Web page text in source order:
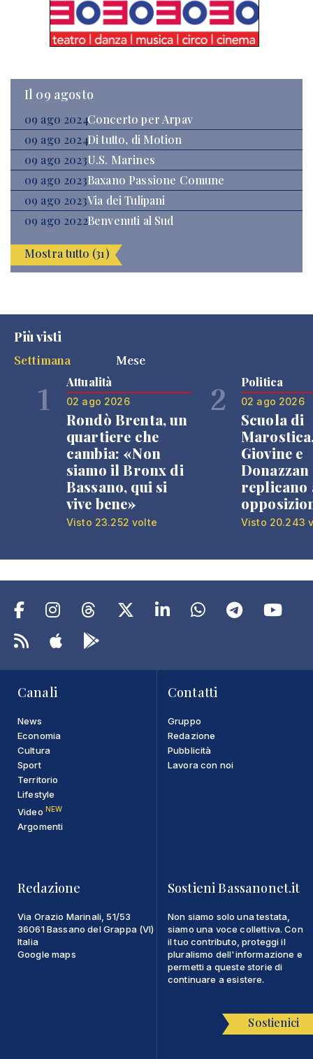
Il 09 agosto
09 ago 2024Concerto per Arpav
09 ago 2024Di tutto, di Motion
09 ago 2023U.S. Marines
09 ago 2023Baxano Passione Comune
09 ago 2023Via dei Tulipani
09 ago 2022Benvenuti al Sud
Mostra tutto (31)
Più visti
Settimana
Mese
1 Attualità
02 ago 2026
Rondò Brenta, un
quartiere che
cambia: «Non
siamo il Bronx di
Bassano, qui si
vive bene»
Visto 23.252 volte
2 Politica
02 ago 2026
Scuola di
Giovine e
Donazzan
replicano
Visto 20.243
Canali
News
Economia
Cultura
Sport
Territorio
Lifestyle
Video NEW
Argomenti
Contatti
Gruppo
Redazione
Pubblicità
Lavora con noi
Redazione
Via Orazio Marinali, 51/53
36061 Bassano del Grappa (VI)
Italia
Google maps
Sostieni Bassanonet.it
Non siamo solo una testata,
siamo una voce collettiva. Con
il tuo contributo, proteggi il
pluralismo dell'informazione e
permetti a queste storie di
continuare a esistere.
Sostienici